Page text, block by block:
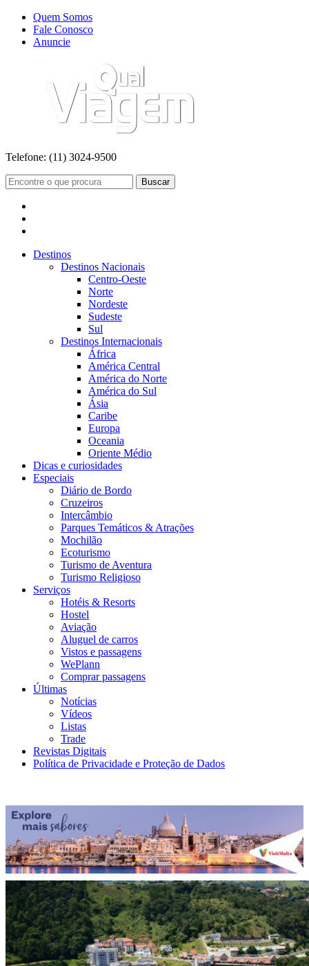
Quem Somos
Fale Conosco
Anuncie
Telefone: (11) 3024-9500
Buscar
Destinos
Destinos Nacionais
Centro-Oeste
Norte
Nordeste
Sudeste
Sul
Destinos Internacionais
África
América Central
América do Norte
América do Sul
Ásia
Caribe
Europa
Oceania
Oriente Médio
Dicas e curiosidades
Especiais
Diário de Bordo
Cruzeiros
Intercâmbio
Parques Temáticos & Atrações
Mochilão
Ecoturismo
Turismo de Aventura
Turismo Religioso
Serviços
Hotéis & Resorts
Hostel
Aviação
Aluguel de carros
Vistos e passagens
WePlann
Comprar passagens
Últimas
Notícias
Vídeos
Listas
Trade
Revistas Digitais
Política de Privacidade e Proteção de Dados